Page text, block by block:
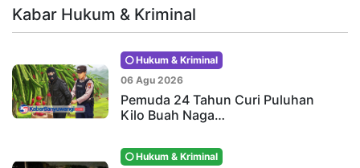
Kabar Hukum & Kriminal
Hukum & Kriminal
06 Agu 2026
Pemuda 24 Tahun Curi Puluhan
Kilo Buah Naga…
Hukum & Kriminal